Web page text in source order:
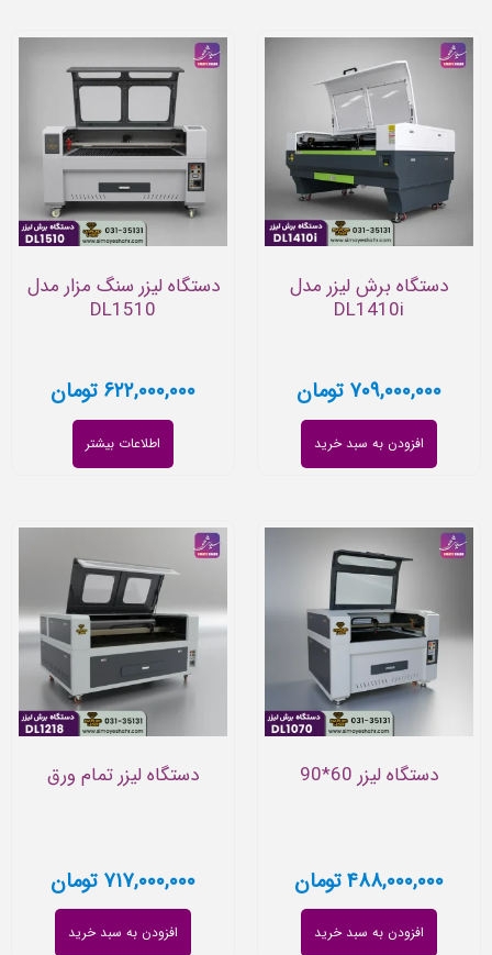
دستگاه برش لیزر مدل
DL1410i
۷۰۹,۰۰۰,۰۰۰ تومان
افزودن به سبد خرید
دستگاه لیزر سنگ مزار مدل
DL1510
۶۲۲,۰۰۰,۰۰۰ تومان
اطلاعات بیشتر
دستگاه لیزر 60*90
۴۸۸,۰۰۰,۰۰۰ تومان
افزودن به سبد خرید
دستگاه لیزر تمام ورق
۷۱۷,۰۰۰,۰۰۰ تومان
افزودن به سبد خرید